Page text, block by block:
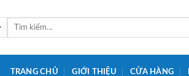
Tìm
TRANG CHỦ GIỚI THIỆU CỬA HÀNG